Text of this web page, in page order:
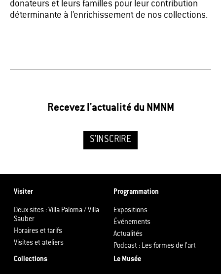
donateurs et leurs familles pour leur contribution
déterminante à l’enrichissement de nos collections.
Recevez l'actualité du NMNM
S'INSCRIRE
Visiter
Deux sites : Villa Paloma / Villa
Sauber
Horaires et tarifs
Visites et ateliers
Programmation
Expositions
Événements
Actualités
Podcast : Les formes de l’art
Collections
Le Musée